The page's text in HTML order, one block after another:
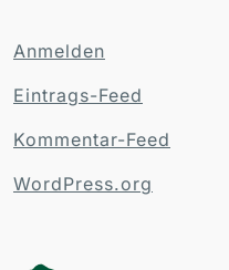
Anmelden
Eintrags-Feed
Kommentar-Feed
WordPress.org